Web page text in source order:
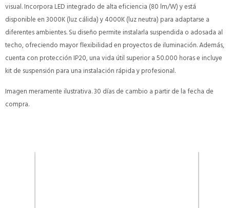
visual. Incorpora LED integrado de alta eficiencia (80 lm/W) y está
disponible en 3000K (luz cálida) y 4000K (luz neutra) para adaptarse a
diferentes ambientes. Su diseño permite instalarla suspendida o adosada al
techo, ofreciendo mayor flexibilidad en proyectos de iluminación. Además,
cuenta con protección IP20, una vida útil superior a 50.000 horas e incluye
kit de suspensión para una instalación rápida y profesional.
Imagen meramente ilustrativa. 30 días de cambio a partir de la fecha de
compra.